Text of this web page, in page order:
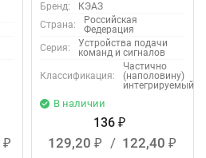
₽
Бренд:
КЭАЗ
Страна:
Российская
Федерация
Серия:
Устройства подачи
команд и сигналов
Классификация:
Частично
(наполовину)
интегрируемый
В наличии
136 ₽
129,20 ₽ / 122,40 ₽